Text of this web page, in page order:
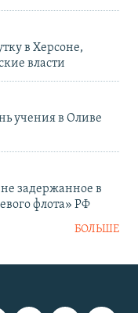
в Херсоне,
власти
учения в Оливе
задержанное в
флота» РФ
БОЛЬШЕ